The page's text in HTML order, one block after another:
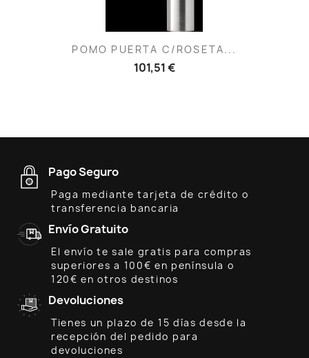
POMO PUERTA C/ROSETA...
101,51 €
Pago Seguro
Paga mediante tarjeta de crédito o
transferencia bancaria
Envío Gratuito
El envío te sale gratis para compras
superiores a 100€ en península o
120€ en otros destinos
Devoluciones
Tienes un plazo de 15 días desde la
recepción del pedido para
devoluciones